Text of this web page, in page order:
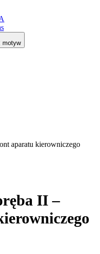
motyw
aparatu kierowniczego
II –